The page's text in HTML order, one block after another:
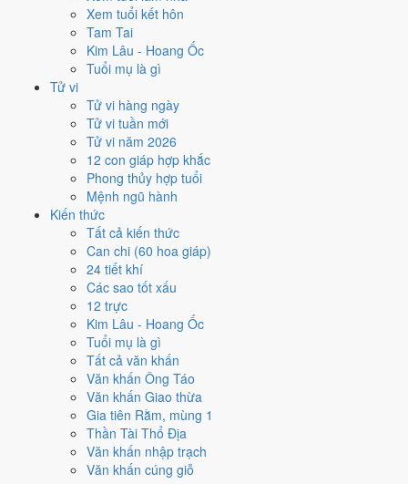
Xem tuổi kết hôn
Tam Tai
Kim Lâu - Hoang Ốc
Tuổi mụ là gì
Tử vi
Tử vi hàng ngày
Tử vi tuần mới
Tử vi năm 2026
12 con giáp hợp khắc
Phong thủy hợp tuổi
Mệnh ngũ hành
Kiến thức
Tất cả kiến thức
Can chi (60 hoa giáp)
24 tiết khí
Các sao tốt xấu
12 trực
Kim Lâu - Hoang Ốc
Tuổi mụ là gì
Tất cả văn khấn
Văn khấn Ông Táo
Văn khấn Giao thừa
Gia tiên Rằm, mùng 1
Thần Tài Thổ Địa
Văn khấn nhập trạch
Văn khấn cúng giỗ
CN · 29/4 âm
Kỷ Mùi
★★★★★ 9/10
27/6
T7 · 13/5 âm
Nhâm Thân
★★★★★ 9/10
T2 · 23/4 âm
Quý Sửu
★★★★☆ 8/10
Điểm chấm từ Trực, sao Nhị Thập Bát Tú, Hoàng Đạo - Hắc Đạo và
ngày cấm kỵ của riêng việc này
Tháng 6/2026 có ngày nào nên
tránh, lỡ kẹt thì xử lý sao?
Tháng 6/2026 có3 ngày Rất xấurơi vào
ngày Tam Nương . Đây là nhóm chồng nhiều yếu tố xấu cùng lúc.
Nên tránh khi cưới hỏi, khai trương hay động thổ.
Những ngày nên tránh trong tháng 6/2026